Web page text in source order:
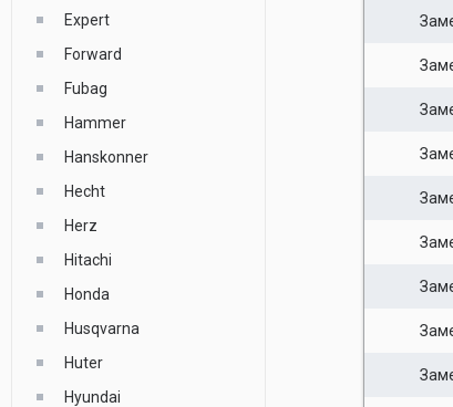
Expert
Forward
Fubag
Hammer
Hanskonner
Hecht
Herz
Hitachi
Honda
Husqvarna
Huter
Hyundai